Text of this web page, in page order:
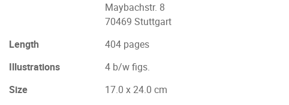
Maybachstr. 8
70469 Stuttgart
Length
404 pages
Illustrations
4 b/w figs.
Size
17.0 x 24.0 cm